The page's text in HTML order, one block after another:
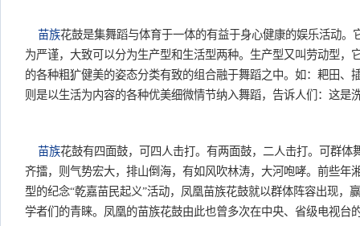
苗族花鼓是集舞蹈与体育于一体的有益于身心健康的娱乐活动。
为严谨，大致可以分为生产型和生活型两种。生产型又叫劳动型，
的各种粗犷健美的姿态分类有致的组合融于舞蹈之中。如：耙田
则是以生活为内容的各种优美细微情节纳入舞蹈，告诉人们：
苗族花鼓有四面鼓，可四人击打。有两面鼓，二人击打。可群体
齐擂，则气势宏大，排山倒海，有如风吹林涛，大河咆哮。前些年
型的纪念“乾嘉苗民起义”活动，凤凰苗族花鼓就以群体阵容出现，
学者们的青睐。凤凰的苗族花鼓由此也曾多次在中央、省级电